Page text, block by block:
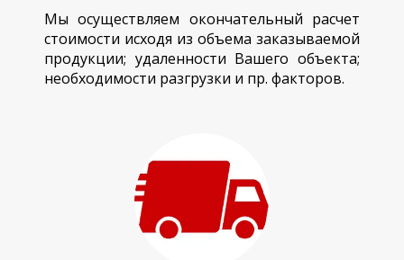
Мы осуществляем окончательный расчет
стоимости исходя из объема заказываемой
продукции; удаленности Вашего объекта;
необходимости разгрузки и пр. факторов.